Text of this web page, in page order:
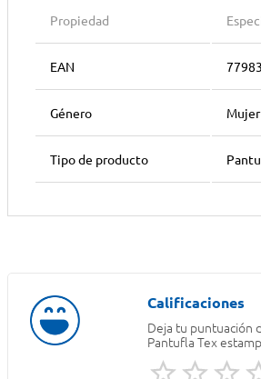
Propiedad
EAN
Género Mujer
Tipo de producto
Deja tu puntuación
Pantufla Tex